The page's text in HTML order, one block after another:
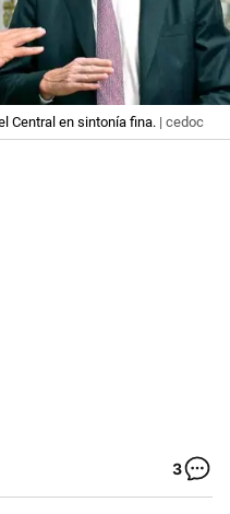
Central en sintonía fina. | cedoc
3